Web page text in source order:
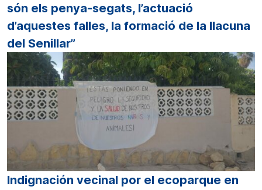
són els penya-segats, l’actuació
d’aquestes falles, la formació de la llacuna
del Senillar”
Indignación vecinal por el ecoparque en